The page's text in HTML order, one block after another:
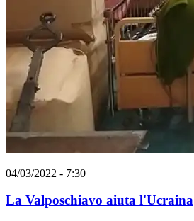
04/03/2022 - 7:30
La Valposchiavo aiuta l'Ucraina